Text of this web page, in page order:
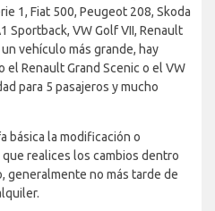
1, Fiat 500, Peugeot 208, Skoda
Sportback, VW Golf VII, Renault
vehículo más grande, hay
Renault Grand Scenic o el VW
para 5 pasajeros y mucho
básica la modificación o
realices los cambios dentro
generalmente no más tarde de